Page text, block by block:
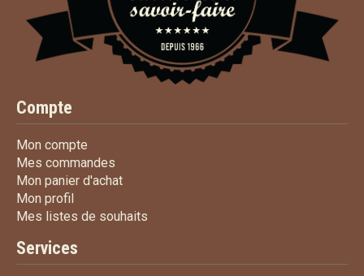
Compte
Mon compte
Mes commandes
Mon panier d'achatMon panier d'achat
Mon profil
Mes listes de souhaits
Services